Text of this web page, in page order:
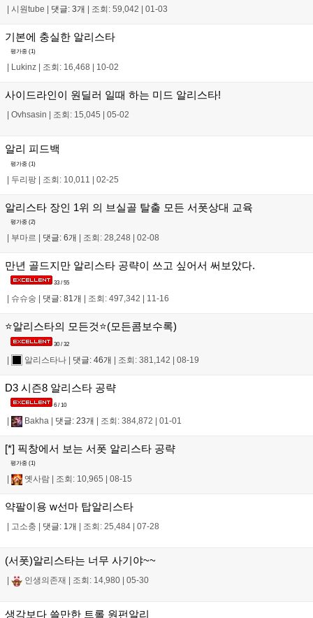
| 시원tube | 댓글: 3개 | 조회: 59,042 | 01-03
기본에 충실한 알리스타
평가중 (1)
Lukinz 조회: 16,468 10-02
사이드라인이 원딜러 일때 하는 미드 알리스타!
Ovhsasin 조회: 15,045 05-02
알리 피드백
평가중 (1)
| 두리팡 | 조회: 10,011 | 02-25
알리스타 장인 1위 의 브실골 탈출 모든 서폿상대 교육
평가중 (2)
| 부마르 | 댓글: 6개 | 조회: 28,248 | 02-08
만년 골드지만 알리스타 공략이 쓰고 싶어서 써보았다.
33 / 55
슈슈숭 댓글: 81개 조회: 497,342 11-16
⭐알리스타의 모든것⭐(모든콤보수록)
30 / 32
| 알리스타나 | 댓글: 46개 | 조회: 381,142 | 08-19
D3 시즌8 알리스타 공략
6 / 10
Bakha 댓글: 23개 조회: 384,872 01-01
[*] 픽창에서 보는 서폿 알리스타 공략
평가중 (1)
옛사람 조회: 10,965 08-15
약팔이용 w선마 탑알리스타
고소충 댓글: 1개 조회: 25,484 07-28
(서폿)알리스타는 너무 사기야~~
인생의존재 조회: 14,980 05-30
생각보다 쓸만한 트롤 원펀알리